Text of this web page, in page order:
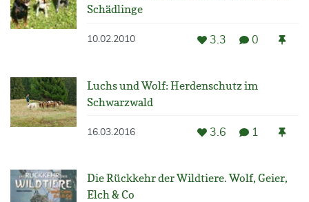
Schädlinge
10.02.2010 3.3 0
Luchs und Wolf: Herdenschutz im
Schwarzwald
16.03.2016 3.6 1
Die Rückkehr der Wildtiere. Wolf, Geier,
Elch & Co